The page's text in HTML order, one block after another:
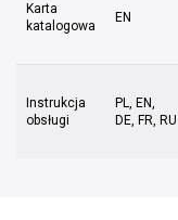
Karta
katalogowa
EN
Instrukcja
obsługi
PL, EN,
DE, FR, RU